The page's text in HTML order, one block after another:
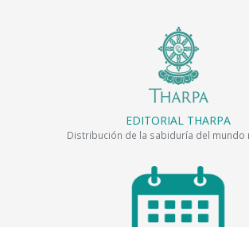
EDITORIAL THARPA
Distribución de la sabiduría del mundo